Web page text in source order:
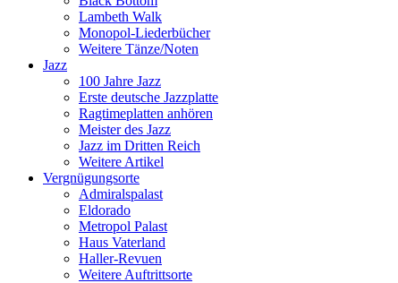
Lambeth Walk
Monopol-Liederbücher
Weitere Tänze/Noten
Jazz
100 Jahre Jazz
Erste deutsche Jazzplatte
Ragtimeplatten anhören
Meister des Jazz
Jazz im Dritten Reich
Weitere Artikel
Vergnügungsorte
Admiralspalast
Eldorado
Metropol Palast
Haus Vaterland
Haller-Revuen
Weitere Auftrittsorte